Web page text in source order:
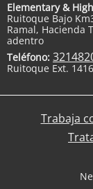
Elementary &
Ruitoque Bajo
Ramal, Hacienda
adentro
Teléfono:
Ruitoque Ext.
Trabaja